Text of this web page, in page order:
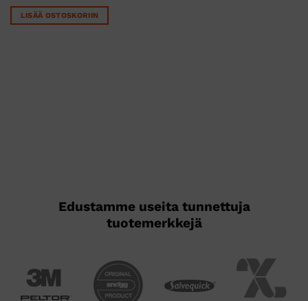
LISÄÄ OSTOSKORIIN
Edustamme useita tunnettuja
tuotemerkkejä